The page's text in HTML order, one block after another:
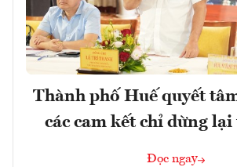
Thành phố Huế quyết
các cam kết chỉ dừng
Đọc ngay